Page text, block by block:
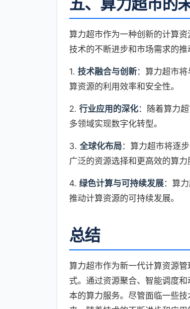
算力超市作为一种创新的计算
技术的不断进步和市场需求的推
1. 技术融合与创新：算力超市
算资源的利用效率和安全性。
2. 行业应用的深化：随着算力
多领域实现数字化转型。
3. 全球化布局：算力超市将逐
广泛的资源选择和更高效的算力
4. 绿色计算与可持续发展：算
推动计算资源的可持续发展。
总结
算力超市作为新一代计算资源
式。通过资源聚合、智能调度
本的算力服务。尽管面临一些